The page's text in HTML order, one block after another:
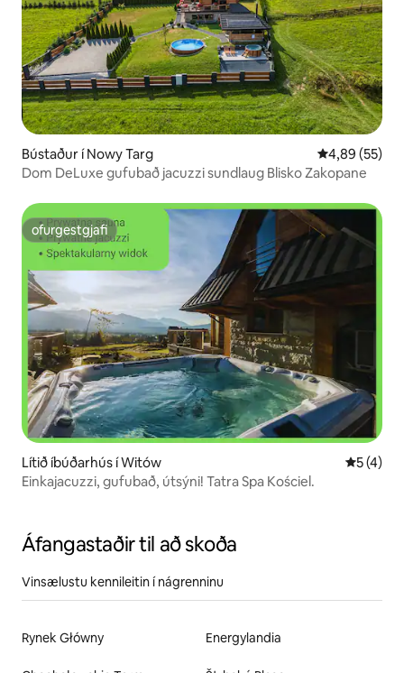
Bústaður í Nowy Targ 4,89 af 5 í
4,89 (55)
Dom DeLuxe gufubað jacuzzi sundlaug Blisko Zakopane
ofurgestgjafi
ofurgestgjafi
Lítið íbúðarhús í Witów 5 af 5 í
5 (4)
Einkajacuzzi, gufubað, útsýni! Tatra Spa Kościel.
Áfangastaðir til að skoða
Vinsælustu kennileitin í nágrenninu
Rynek Główny Energylandia